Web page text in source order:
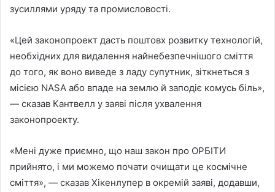
зусиллями уряду та промисловості.
«Цей законопроект дасть поштовх розвитку технологій,
необхідних для видалення найнебезпечнішого сміття
до того, як воно виведе з ладу супутник, зіткнеться з
місією NASA або впаде на землю й заподіє комусь біль»,
— сказав Кантвелл у заяві після ухвалення
законопроекту.
«Мені дуже приємно, що наш закон про ОРБІТИ
прийнято, і ми можемо почати очищати це космічне
сміття», — сказав Хікенлупер в окремій заяві, додавши,